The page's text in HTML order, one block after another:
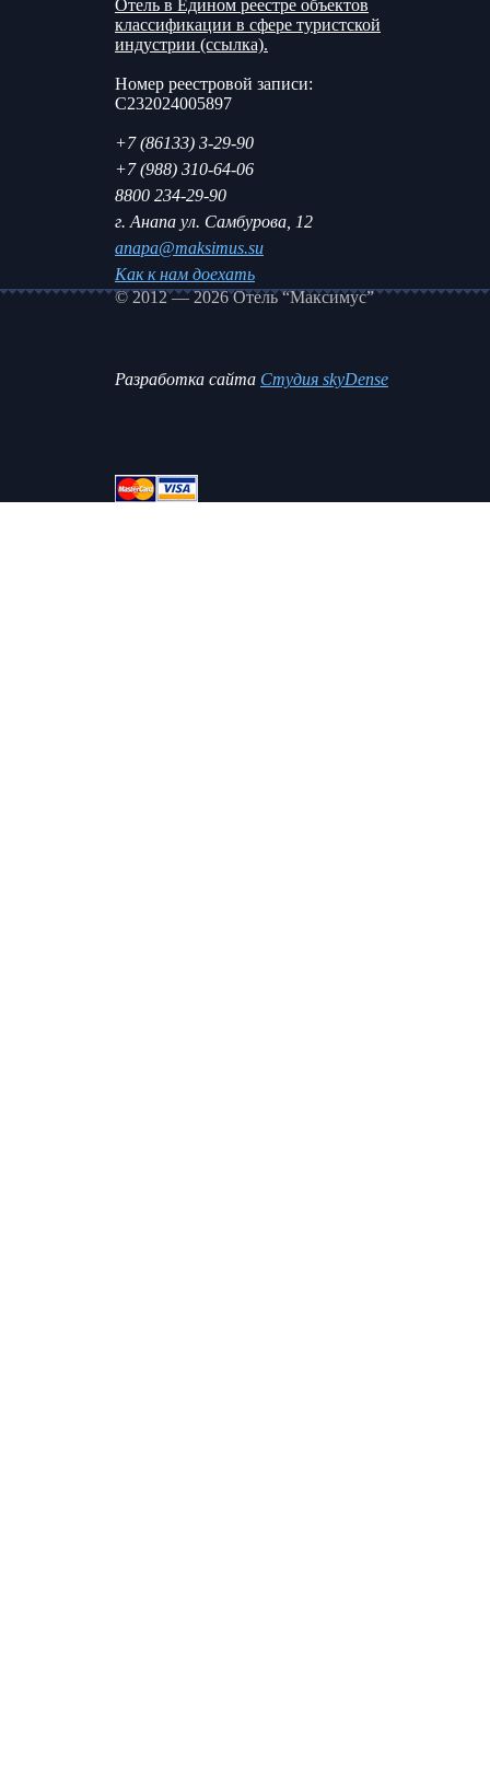
Отель в Едином реестре объектов
классификации в сфере туристской
индустрии (ссылка).
Номер реестровой записи:
С232024005897
+7 (86133) 3-29-90
+7 (988) 310-64-06
8800 234-29-90
г. Анапа ул. Самбурова, 12
anapa@maksimus.su
Как к нам доехать
© 2012 — 2026 Отель “Максимус”
Разработка сайта Студия skyDense